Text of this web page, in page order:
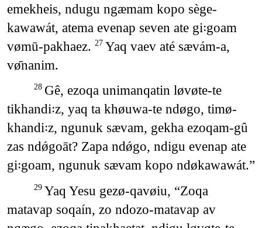
emekheis, ndugu ngæmam kopo sège-
kawawát, atema evenap seven ate gi꞉goam
vømū-pakhaez. 27 Yaq vaev até sævám-a,
vø̄nanim.
28 Gê, ezoqa unimanqatin løvøte-te
tikhandi꞉z, yaq ta khøuwa-te ndøgo, timø-
khandi꞉z, ngunuk sævam, gekha ezoqam-gû
zas ndǿgoāt? Zapa ndǿgo, ndigu evenap ate
gi꞉goam, ngunuk sævam kopo ndøkawawát.”
29 Yaq Yesu gezø-qavøiu, “Zoqa
matavap soqaín, zo ndozo-matavap av